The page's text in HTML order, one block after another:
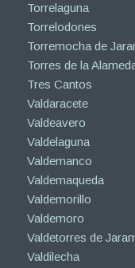
Torrelaguna
Torrelodones
Torremocha de
Torres de la
Tres Cantos
Valdaracete
Valdeavero
Valdelaguna
Valdemanco
Valdemaqueda
Valdemorillo
Valdemoro
Valdetorres de
Valdilecha